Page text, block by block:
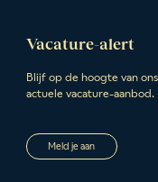
Vacature-alert
Blijf op de hoogte van ons
actuele vacature-aanbod.
Meld je aan